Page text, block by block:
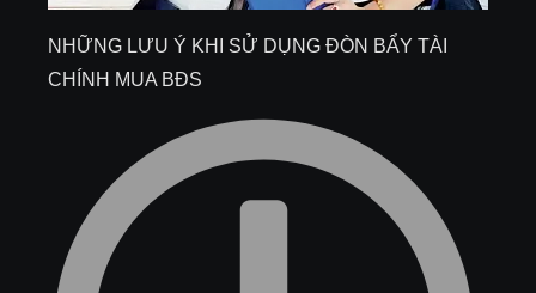
NHỮNG LƯU Ý KHI SỬ DỤNG ĐÒN BẨY TÀI
CHÍNH MUA BĐS​